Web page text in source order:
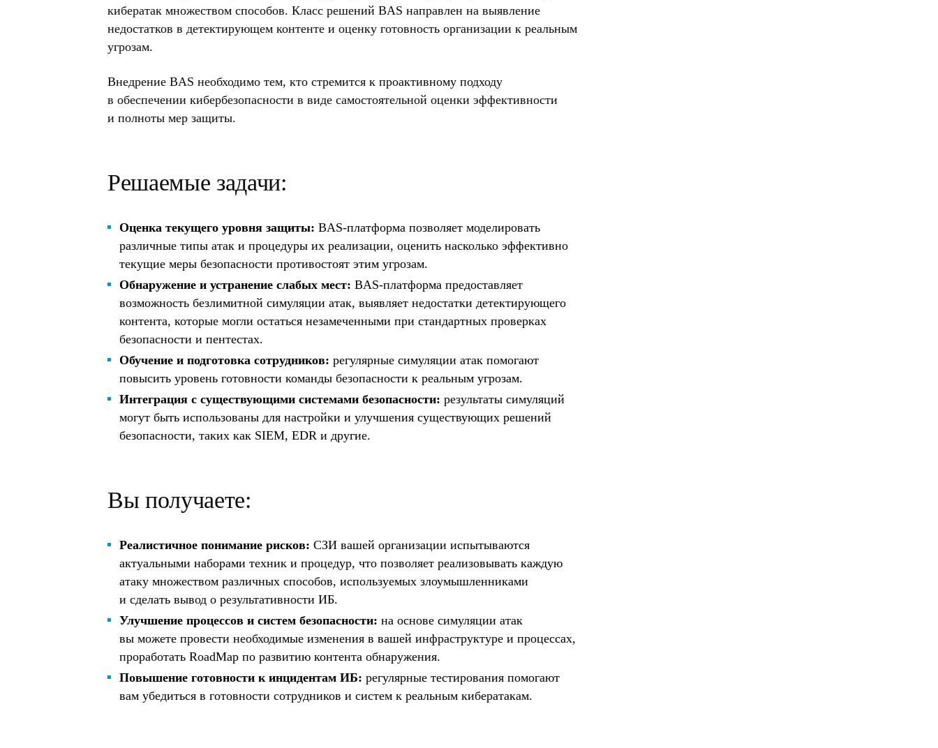
кибератак множеством способов. Класс решений BAS направлен на выявление
недостатков в детектирующем контенте и оценку готовность организации к реальным
угрозам.
Внедрение BAS необходимо тем, кто стремится к проактивному подходу
в обеспечении кибербезопасности в виде самостоятельной оценки эффективности
и полноты мер защиты.
Решаемые задачи:
Оценка текущего уровня защиты: BAS-платформа позволяет моделировать
различные типы атак и процедуры их реализации, оценить насколько эффективно
текущие меры безопасности противостоят этим угрозам.
Обнаружение и устранение слабых мест: BAS-платформа предоставляет
возможность безлимитной симуляции атак, выявляет недостатки детектирующего
контента, которые могли остаться незамеченными при стандартных проверках
безопасности и пентестах.
Обучение и подготовка сотрудников: регулярные симуляции атак помогают
повысить уровень готовности команды безопасности к реальным угрозам.
Интеграция с существующими системами безопасности: результаты симуляций
могут быть использованы для настройки и улучшения существующих решений
безопасности, таких как SIEM, EDR и другие.
Вы получаете:
Реалистичное понимание рисков: СЗИ вашей организации испытываются
актуальными наборами техник и процедур, что позволяет реализовывать каждую
атаку множеством различных способов, используемых злоумышленниками
и сделать вывод о результативности ИБ.
Улучшение процессов и систем безопасности: на основе симуляции атак
вы можете провести необходимые изменения в вашей инфраструктуре и процессах,
проработать RoadMap по развитию контента обнаружения.
Повышение готовности к инцидентам ИБ: регулярные тестирования помогают
вам убедиться в готовности сотрудников и систем к реальным кибератакам.